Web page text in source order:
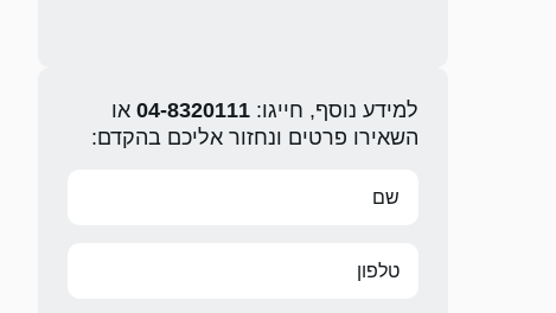
למידע נוסף, חייגו:04-8320111 או
השאירו פרטים ונחזור אליכם בהקדם: